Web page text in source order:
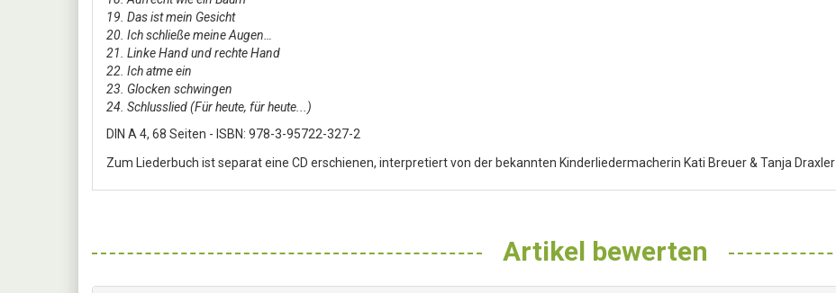
19. Das ist mein Gesicht
20. Ich schließe meine Augen…
21. Linke Hand und rechte Hand
22. Ich atme ein
23. Glocken schwingen
24. Schlusslied (Für heute, für heute...)
DIN A 4, 68 Seiten - ISBN: 978-3-95722-327-2
Zum Liederbuch ist separat eine CD erschienen, interpretiert von der bekannten Kinderliedermacherin Kati Breuer & Tanja Draxler
Artikel bewerten